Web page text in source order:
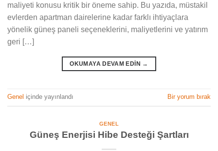
maliyeti konusu kritik bir öneme sahip. Bu yazıda, müstakil
evlerden apartman dairelerine kadar farklı ihtiyaçlara
yönelik güneş paneli seçeneklerini, maliyetlerini ve yatırım
geri […]
OKUMAYA DEVAM EDIN →
Genel içinde yayınlandı Bir yorum bırak
GENEL
Güneş Enerjisi Hibe Desteği Şartları